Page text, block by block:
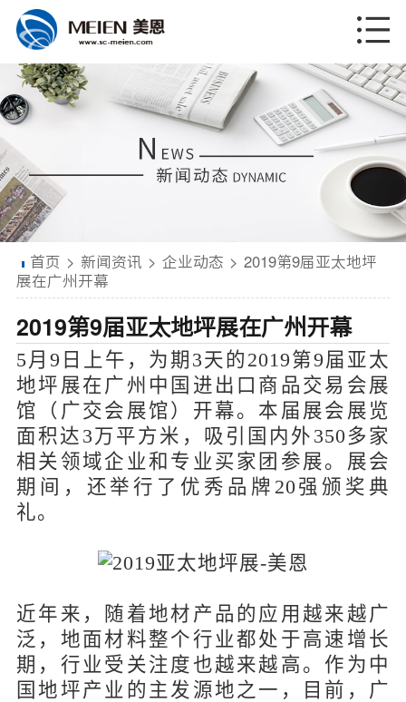
首页 > 新闻资讯 > 企业动态 > 2019第9届亚太地坪
展在广州开幕
2019第9届亚太地坪展在广州开幕
5月9日上午，为期3天的2019第9届亚太
地坪展在广州中国进出口商品交易会展
馆（广交会展馆）开幕。本届展会展览
面积达3万平方米，吸引国内外350多家
相关领域企业和专业买家团参展。展会
期间，还举行了优秀品牌20强颁奖典
礼。
近年来，随着地材产品的应用越来越广
泛，地面材料整个行业都处于高速增长
期，行业受关注度也越来越高。作为中
国地坪产业的主发源地之一，目前，广